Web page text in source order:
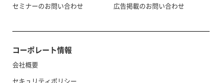
セミナーのお問い合わせ
広告掲載のお問い合わせ
コーポレート情報
会社概要
セキュリティポリシー